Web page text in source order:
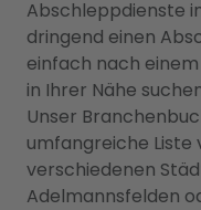
Abschleppdienste
dringend einen
einfach nach
in Ihrer Nähe
Unser
umfangreiche Liste
verschiedenen
Adelmannsfelden